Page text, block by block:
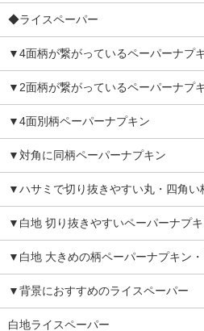
◆ライスペーパー
▼4面柄が繋がっているペーパーナプ
▼2面柄が繋がっているペーパーナプ
▼4面別柄ペーパーナプキン
▼対角に同柄ペーパーナプキン
▼ハサミで切り抜きやすい丸・四角い
▼白地 切り抜きやすいペーパーナプ
▼白地 大きめの柄ペーパーナプキン
▼背景におすすめのライスペーパー
白地ライスペーパー